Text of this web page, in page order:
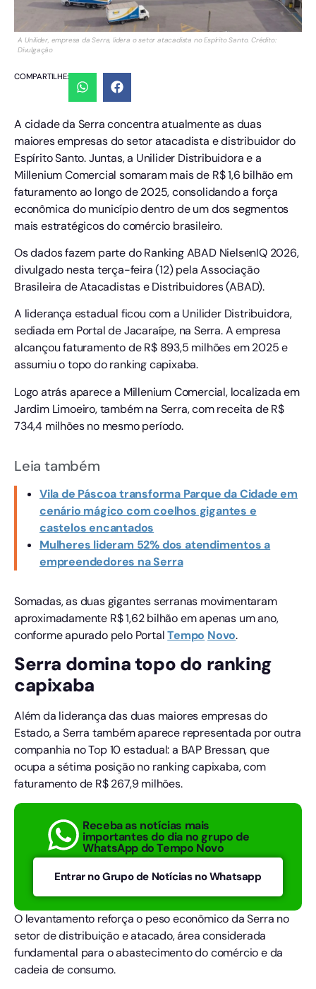
A Unilider, empresa da Serra, lidera o setor atacadista no Espírito Santo. Crédito:
Divulgação
COMPARTILHE:
A cidade da Serra concentra atualmente as duas
maiores empresas do setor atacadista e distribuidor do
Espírito Santo. Juntas, a Unilider Distribuidora e a
Millenium Comercial somaram mais de R$ 1,6 bilhão em
faturamento ao longo de 2025, consolidando a força
econômica do município dentro de um dos segmentos
mais estratégicos do comércio brasileiro.
Os dados fazem parte do Ranking ABAD NielsenIQ 2026,
divulgado nesta terça-feira (12) pela Associação
Brasileira de Atacadistas e Distribuidores (ABAD).
A liderança estadual ficou com a Unilider Distribuidora,
sediada em Portal de Jacaraípe, na Serra. A empresa
alcançou faturamento de R$ 893,5 milhões em 2025 e
assumiu o topo do ranking capixaba.
Logo atrás aparece a Millenium Comercial, localizada em
Jardim Limoeiro, também na Serra, com receita de R$
734,4 milhões no mesmo período.
Leia também
Vila de Páscoa transforma Parque da Cidade em
cenário mágico com coelhos gigantes e
castelos encantados
Mulheres lideram 52% dos atendimentos a
empreendedores na Serra
Somadas, as duas gigantes serranas movimentaram
aproximadamente R$ 1,62 bilhão em apenas um ano,
conforme apurado pelo PortalTempo Novo.
Serra domina topo do ranking
capixaba
Além da liderança das duas maiores empresas do
Estado, a Serra também aparece representada por outra
companhia no Top 10 estadual: a BAP Bressan, que
ocupa a sétima posição no ranking capixaba, com
faturamento de R$ 267,9 milhões.
Receba as notícias mais
importantes do dia no grupo de
WhatsApp do Tempo Novo
Entrar no Grupo de Notícias no Whatsapp
O levantamento reforça o peso econômico da Serra no
setor de distribuição e atacado, área considerada
fundamental para o abastecimento do comércio e da
cadeia de consumo.